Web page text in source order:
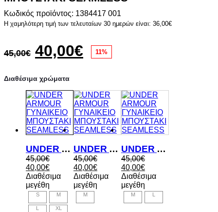
Κωδικός προϊόντος: 1384417 001
Η χαμηλότερη τιμή των τελευταίων 30 ημερών είναι: 36,00€
45,00€ Original
was:
45,00€.
40,00€Η
τιμή
είναι:
40,00€.
11%
Διαθέσιμα χρώματα
UNDER ARMOUR ΓΥΝΑΙΚΕΙΟ ΜΠΟΥΣΤΑΚΙ SEAMLESS
45,00€Original
price
was:
45,00€.
40,00€Η
τρέχουσα
είναι:
40,00€.
Διαθέσιμα
μεγέθη
S M
XL
UNDER ARMOUR ΓΥΝΑΙΚΕΙΟ ΜΠΟΥΣΤΑΚΙ SEAMLESS
45,00€Original
price
was:
45,00€.
40,00€Η
τρέχουσα
Διαθέσιμα
μεγέθη
M
UNDER ARMOUR ΓΥΝΑΙΚΕΙΟ ΜΠΟΥΣΤΑΚΙ SEAMLESS
45,00€Original
price
was:
40,00€Η
τρέχουσα
είναι:
40,00€.
Διαθέσιμα
μεγέθη
M